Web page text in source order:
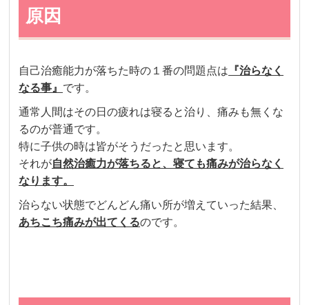
原因
自己治癒能力が落ちた時の１番の問題点は 『治らなく
なる事』 です。
通常人間はその日の疲れは寝ると治り、痛みも無くな
るのが普通です。
特に子供の時は皆がそうだったと思います。
それが自然治癒力が落ちると、寝ても痛みが治らなく
なります。
治らない状態でどんどん痛い所が増えていった結果、
あちこち痛みが出てくるのです。